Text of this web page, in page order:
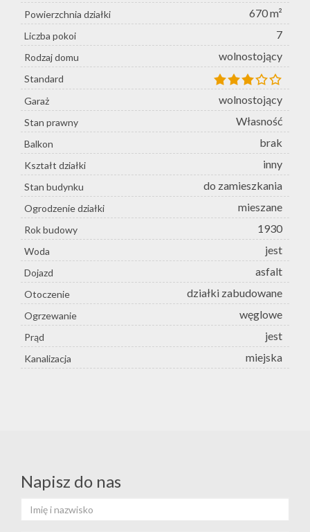
Powierzchnia działki 670 m²
Liczba pokoi 7
Rodzaj domu wolnostojący
Standard
Garaż
wolnostojący
Stan prawny Własność
Balkon brak
Kształt działki inny
Stan budynku do zamieszkania
Ogrodzenie działki mieszane
Rok budowy 1930
Woda jest
Dojazd asfalt
Otoczenie działki zabudowane
Ogrzewanie węglowe
Prąd jest
Kanalizacja miejska
Napisz do nas